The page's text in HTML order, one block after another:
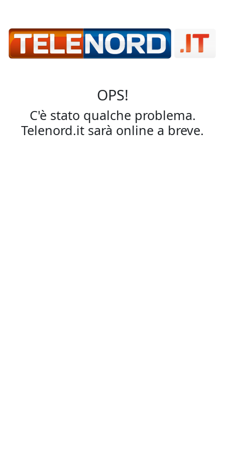
OPS!
C'è stato qualche problema.
Telenord.it sarà online a breve.